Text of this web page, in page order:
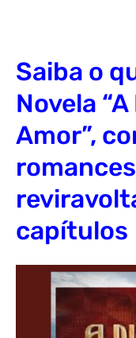
Saiba o
Novela
Amor”,
capítulos